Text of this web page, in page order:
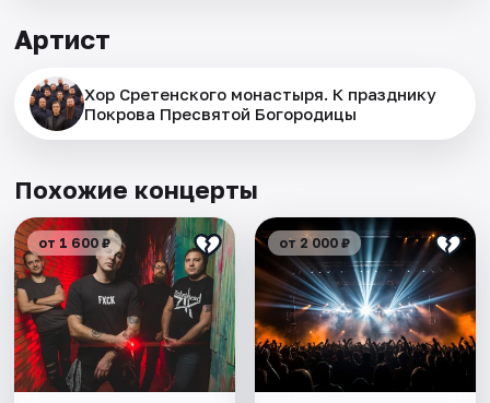
Артист
Хор Сретенского монастыря. К празднику
Покрова Пресвятой Богородицы
Похожие концерты
от 1 600 ₽ от 2 000 ₽